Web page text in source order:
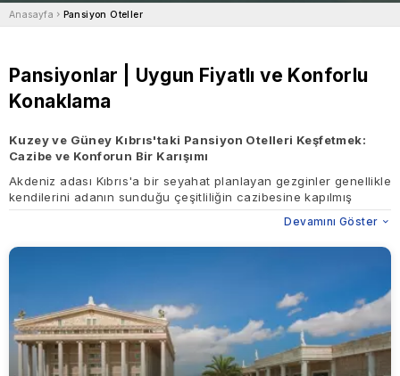
Anasayfa Pansiyon Oteller
Pansiyonlar | Uygun Fiyatlı ve Konforlu
Konaklama
Kuzey ve Güney Kıbrıs'taki Pansiyon Otelleri Keşfetmek:
Cazibe ve Konforun Bir Karışımı
Akdeniz adası Kıbrıs'a bir seyahat planlayan gezginler genellikle
kendilerini adanın sunduğu çeşitliliğin cazibesine kapılmış
bulurlar. Güney sahillerinin güneşle öpüşen plajlarından kuzeyin
zengin tarihi ve kültürel dokusuna kadar Kıbrıs unutulmaz
deneyimler vaat eder. Kuzey ve Güney Kıbrıs'taki pansiyon
Pansiyon Oteller Nedir?
Misafirhaneler veya aile işletmesi hanlar olarak da bilinen
pansiyon oteller, samimi ve kişisel bir konaklama deneyimi
sunar. Bu tesisler genellikle geleneksel otellerden daha
Devamını Göster